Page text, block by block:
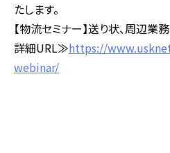
たします。
【物流セミナー】送り状、周辺業
詳細URL≫https://
webinar/